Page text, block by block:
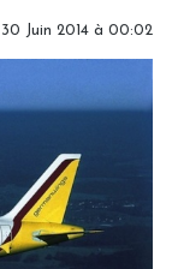
Juin 2014 à 00:02